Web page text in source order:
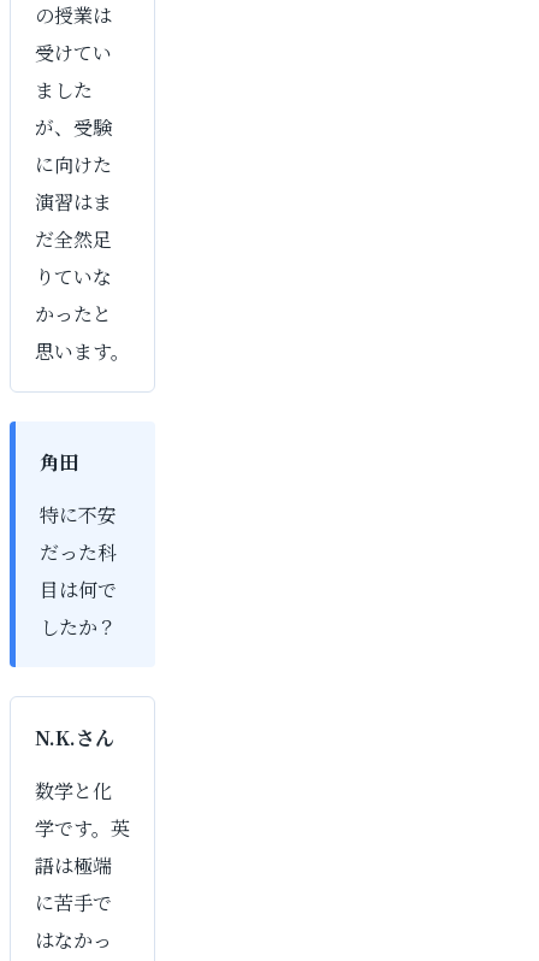
の授業は
受けてい
ました
が、受験
に向けた
演習はま
だ全然足
りていな
かったと
思います。
角田
特に不安
だった科
目は何で
したか？
N.K.さん
数学と化
学です。英
語は極端
に苦手で
はなかっ